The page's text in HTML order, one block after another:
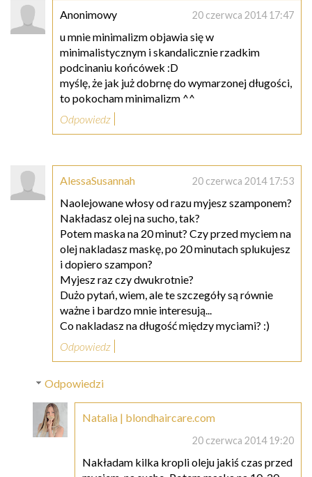
Anonimowy 20 czerwca 2014 17:47
u mnie minimalizm objawia się w
minimalistycznym i skandalicznie rzadkim
podcinaniu końcówek :D
myślę, że jak już dobrnę do wymarzonej długości,
to pokocham minimalizm ^^
Odpowiedz
AlessaSusannah 20 czerwca 2014 17:53
Naolejowane włosy od razu myjesz szamponem?
Nakładasz olej na sucho, tak?
Potem maska na 20 minut? Czy przed myciem na
olej nakladasz maskę, po 20 minutach splukujesz
i dopiero szampon?
Myjesz raz czy dwukrotnie?
Dużo pytań, wiem, ale te szczegóły są równie
ważne i bardzo mnie interesują...
Co nakladasz na długość między myciami? :)
Odpowiedz
Odpowiedzi
Natalia | blondhaircare.com
20 czerwca 2014 19:20
Nakładam kilka kropli oleju jakiś czas przed